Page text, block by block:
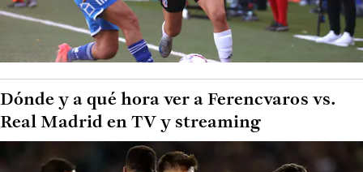
Dónde y a qué hora ver a Ferencvaros vs.
Real Madrid en TV y streaming